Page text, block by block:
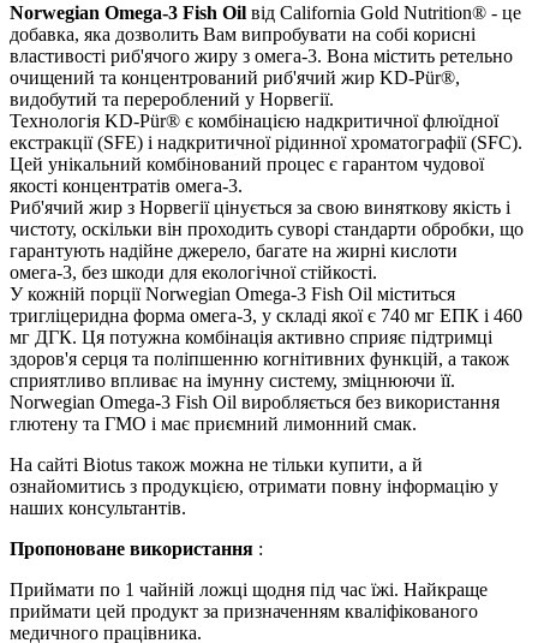
Norwegian Omega-3 Fish Oil від California Gold Nutrition® - це
добавка, яка дозволить Вам випробувати на собі корисні
властивості риб'ячого жиру з омега-3. Вона містить ретельно
очищений та концентрований риб'ячий жир KD-Pür®,
видобутий та перероблений у Норвегії.
Технологія KD-Pür® є комбінацією надкритичної флюїдної
екстракції (SFE) і надкритичної рідинної хроматографії (SFC).
Цей унікальний комбінований процес є гарантом чудової
якості концентратів омега-3.
Риб'ячий жир з Норвегії цінується за свою виняткову якість і
чистоту, оскільки він проходить суворі стандарти обробки, що
гарантують надійне джерело, багате на жирні кислоти
омега-3, без шкоди для екологічної стійкості.
У кожній порції Norwegian Omega-3 Fish Oil міститься
тригліцеридна форма омега-3, у складі якої є 740 мг ЕПК і 460
мг ДГК. Ця потужна комбінація активно сприяє підтримці
здоров'я серця та поліпшенню когнітивних функцій, а також
сприятливо впливає на імунну систему, зміцнюючи її.
Norwegian Omega-3 Fish Oil виробляється без використання
глютену та ГМО і має приємний лимонний смак.
На сайті Biotus також можна не тільки купити, а й
ознайомитись з продукцією, отримати повну інформацію у
наших консультантів.
Пропоноване використання :
Приймати по 1 чайній ложці щодня під час їжі. Найкраще
приймати цей продукт за призначенням кваліфікованого
медичного працівника.